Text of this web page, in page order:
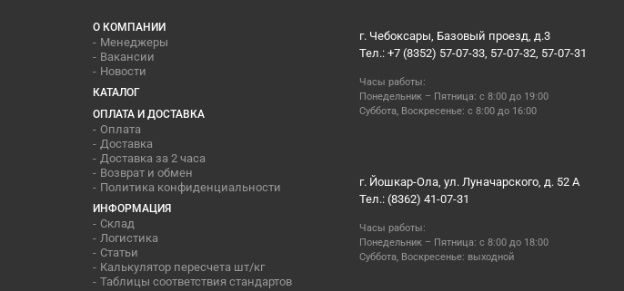
О КОМПАНИИ
Менеджеры
Вакансии
Новости
КАТАЛОГ
ОПЛАТА И ДОСТАВКА
Оплата
Доставка
Доставка за 2 часа
Возврат и обмен
Политика конфиденциальности
ИНФОРМАЦИЯ
Склад
Логистика
Статьи
Калькулятор пересчета шт/кг
Таблицы соответствия стандартов
г. Чебоксары, Базовый проезд, д.3
Тел.: +7 (8352) 57-07-33, 57-07-32, 57-07-31
Часы работы:
Понедельник – Пятница: с 8:00 до 19:00
Суббота, Воскресенье: с 8:00 до 16:00
г. Йошкар-Ола, ул. Луначарского, д. 52 А
Тел.: (8362) 41-07-31
Часы работы:
Понедельник – Пятница: с 8:00 до 18:00
Суббота, Воскресенье: выходной